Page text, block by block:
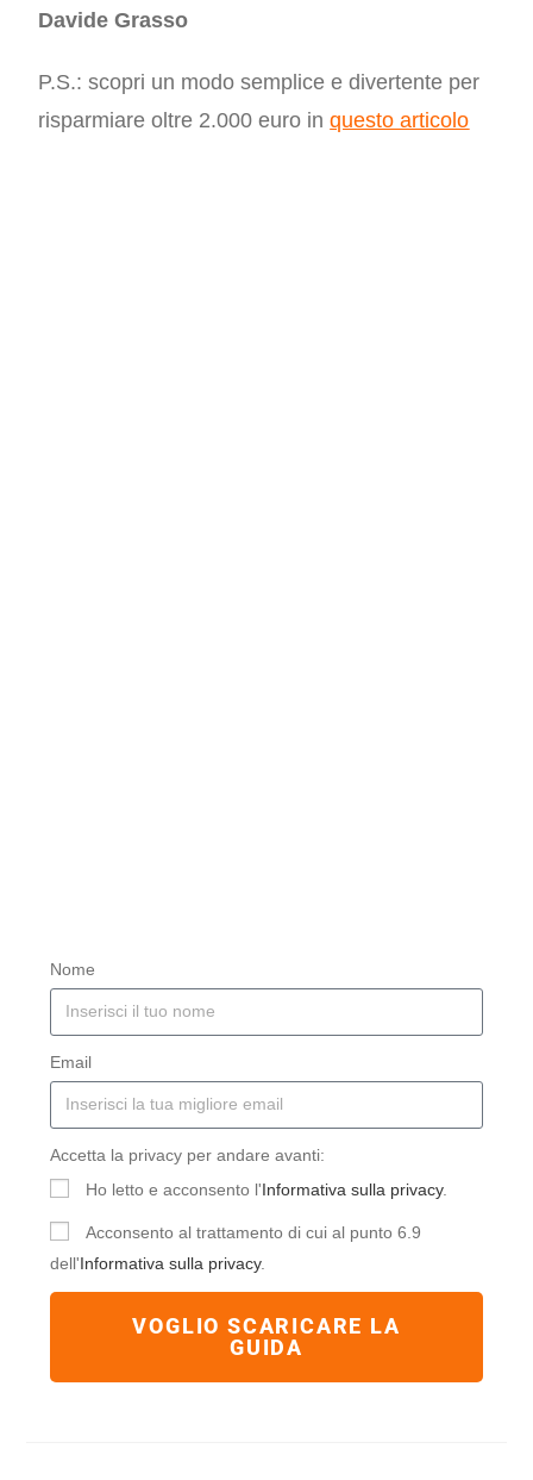
Davide Grasso
P.S.: scopri un modo semplice e divertente per
risparmiare oltre 2.000 euro inquesto articolo
Nome
Email
Accetta la privacy per andare avanti:
Ho letto e acconsento l'Informativa sulla privacy.
Acconsento al trattamento di cui al punto 6.9
dell'Informativa sulla privacy.
VOGLIO SCARICARE LA
GUIDA